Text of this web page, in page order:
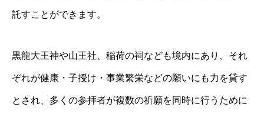
託すことができます。
黒龍大王神や山王社、稲荷の祠なども境内にあり、それ
ぞれが健康・子授け・事業繁栄などの願いにも力を貸す
とされ、多くの参拝者が複数の祈願を同時に行うために